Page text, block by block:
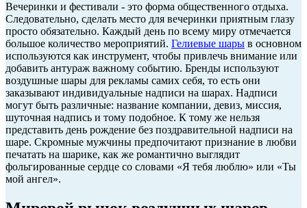
Вечеринки и фестивали - это форма общественного отдыха.
Следовательно, сделать место для вечеринки приятным глазу
просто обязательно. Каждый день по всему миру отмечается
большое количество мероприятий. Гелиевые шары в основном
используются как инструмент, чтобы привлечь внимание или
добавить антураж важному событию. Бренды используют
воздушные шары для рекламы самих себя, то есть они
заказывают индивидуальные надписи на шарах. Надписи
могут быть различные: название компании, девиз, миссия,
шуточная надпись и тому подобное. К тому же нельзя
представить день рождение без поздравительной надписи на
шаре. Скромные мужчины предпочитают признание в любви
печатать на шарике, как же романтично выглядит
фольгированные сердце со словами «Я тебя люблю» или «Ты
мой ангел».